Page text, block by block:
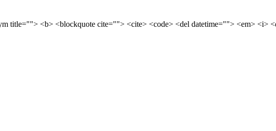
title=""> <b> <blockquote cite=""> <cite> <code> <del datetime=""> <em> <i>